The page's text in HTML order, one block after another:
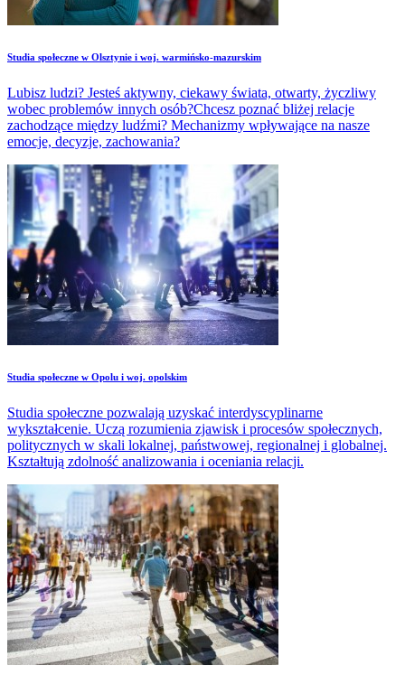
Studia społeczne w Olsztynie i woj. warmińsko-mazurskim
Lubisz ludzi? Jesteś aktywny, ciekawy świata, otwarty, życzliwy
wobec problemów innych osób?Chcesz poznać bliżej relacje
zachodzące między ludźmi? Mechanizmy wpływające na nasze
emocje, decyzje, zachowania?
Studia społeczne w Opolu i woj. opolskim
Studia społeczne pozwalają uzyskać interdyscyplinarne
wykształcenie. Uczą rozumienia zjawisk i procesów społecznych,
politycznych w skali lokalnej, państwowej, regionalnej i globalnej.
Kształtują zdolność analizowania i oceniania relacji.